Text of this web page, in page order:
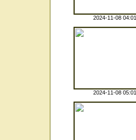
2024-11-08 04:01
2024-11-08 05:01